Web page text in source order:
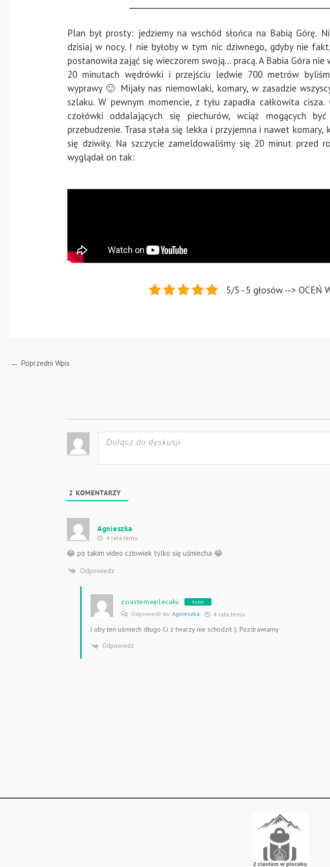
Plan był prosty: jedziemy na wschód słońca na Babią Górę.
dzisiaj w nocy. I nie byłoby w tym nic dziwnego, gdyby nie
postanowiła zająć się wieczorem swoją… pracą. A Babia Góra nie
20 minutach wędrówki i przejściu ledwie 700 metrów
wyprawy 🙂 Mijały nas niemowlaki, komary, w zasadzie
szlaku. W pewnym momencie, z tyłu zapadła całkowita cisza.
czołówki oddalających się piechurów, wciąż mogących
przebudzenie. Trasa stała się lekka i przyjemna i nawet
się dziwiły. Na szczycie zameldowaliśmy się 20 minut przed
wyglądał on tak:
5/5 - 5 głosów --> OCEŃ
← Poprzedni Wpis
2 KOMENTARZY
Agnieszka
4 lata temu
😂 po takim video człowiek tylko się uśmiecha 😂
Odpowiedz
zciastemwplecaku Autor
Odpowiedź do Agnieszka 4 lata temu
I oby ten uśmiech długo Ci z twarzy nie schodził :). Pozdrawiamy
Odpowiedz